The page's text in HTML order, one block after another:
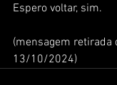
Espero voltar, sim.
(mensagem retirada
13/10/2024)